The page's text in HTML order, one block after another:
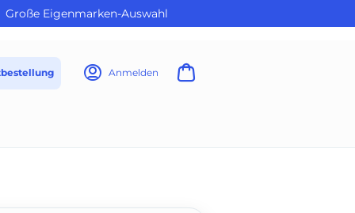
Große Eigenmarken-Auswahl
Anmelden